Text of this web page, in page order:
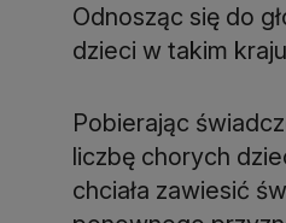
Odnosząc się do
dzieci w takim
Pobierając
liczbę chorych
chciała zawiesić